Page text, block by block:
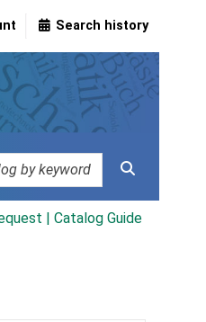
Search history
| Catalog Guide